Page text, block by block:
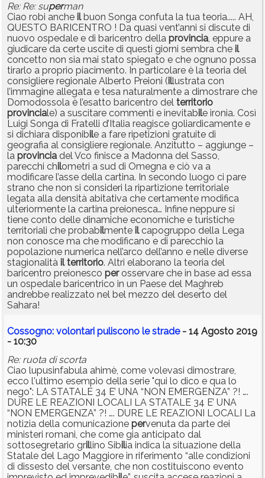
Re: Re: superman
Ciao robi anche ilbuon Songa confuta la tua teoria..... AH,
QUESTO BARICENTRO ! Da quasi vent’anni si discute di
nuovo ospedale e di baricentro della provincia, eppure a
giudicare da certe uscite di questi giorni sembra che il
concetto non sia mai stato spiegato e che ognuno possa
tirarlo a proprio piacimento. In particolare è la teoria del
consigliere regionale Alberto Preioni (illustrata con
l’immagine allegata e tesa naturalmente a dimostrare che
Domodossola è l’esatto baricentro del territorio
provinciale) a suscitare commenti e inevitabile ironia. Così
Luigi Songa di Fratelli d’Italia reagisce goliardicamente e
si dichiara disponibile a fare ripetizioni gratuite di
geografia al consigliere regionale. Anzitutto – aggiunge –
la provincia del Vco finisce a Madonna del Sasso,
parecchi chilometri a sud di Omegna e ciò va a
modificare l’asse della cartina. In secondo luogo ci pare
strano che non si consideri la ripartizione territoriale
legata alla densità abitativa che certamente modifica
ulteriormente la cartina preionesca… Infine neppure si
tiene conto delle dinamiche economiche e turistiche
territoriali che probabilmente ilcapogruppo della Lega
non conosce ma che modificano e di parecchio la
popolazione numerica nell’arco dell’anno e nelle diverse
stagionalità il territorio. Altri elaborano la teoria del
baricentro preionesco perosservare che in base ad essa
un ospedale baricentrico in un Paese del Maghreb
andrebbe realizzato nel bel mezzo del deserto del
Sahara!
Cossogno: volontari puliscono le strade- 14 Agosto 2019
- 10:30
Re: ruota di scorta
Ciao lupusinfabula ahimè, come volevasi dimostrare,
ecco l'ultimo esempio della serie "qui lo dico e qua lo
nego": LA STATALE 34 E’ UNA “NON EMERGENZA” ?! ….
DURE LE REAZIONI LOCALI LA STATALE 34 E’ UNA
“NON EMERGENZA” ?! …. DURE LE REAZIONI LOCALI La
notizia della comunicazione pervenuta da parte dei
ministeri romani, che come gia anticipato dal
sottosegretario grillino Sibilia indica la situazione della
Statale del Lago Maggiore in riferimento “alle condizioni
di dissesto del versante, che non costituiscono evento